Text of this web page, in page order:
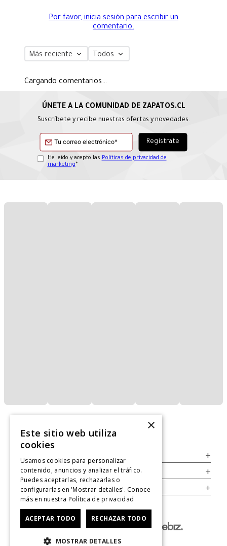
Por favor, inicia sesión para escribir un
comentario.
Más reciente Todos
Cargando comentarios…
Suscríbete y recibe nuestras ofertas y novedades.
He leído y acepto las Políticas de privacidad de
marketing*
+
Legal +
Cuenta +
×
Este sitio web utiliza
cookies
Usamos cookies para personalizar
contenido, anuncios y analizar el tráfico.
Puedes aceptarlas, rechazarlas o
configurarlas en 'Mostrar detalles'. Conoce
más en nuestra Política de privacidad
ACEPTAR TODO RECHAZAR TODO
MOSTRAR DETALLES